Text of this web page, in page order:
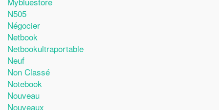
N505
Négocier
Netbook
Netbookultraportable
Neuf
Non Classé
Notebook
Nouveau
Nouveaux